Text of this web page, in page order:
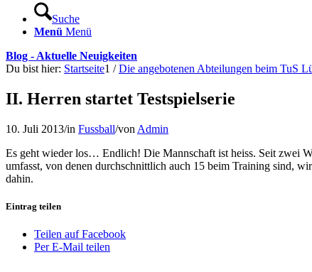
Suche
Menü Menü
Blog - Aktuelle Neuigkeiten
Du bist hier: Startseite1 / Die angebotenen Abteilungen beim TuS
II. Herren startet Testspielserie
10. Juli 2013/in Fussball/von Admin
Es geht wieder los… Endlich! Die Mannschaft ist heiss. Seit zwei
umfasst, von denen durchschnittlich auch 15 beim Training sind,
dahin.
Eintrag teilen
Teilen auf Facebook
Per E-Mail teilen